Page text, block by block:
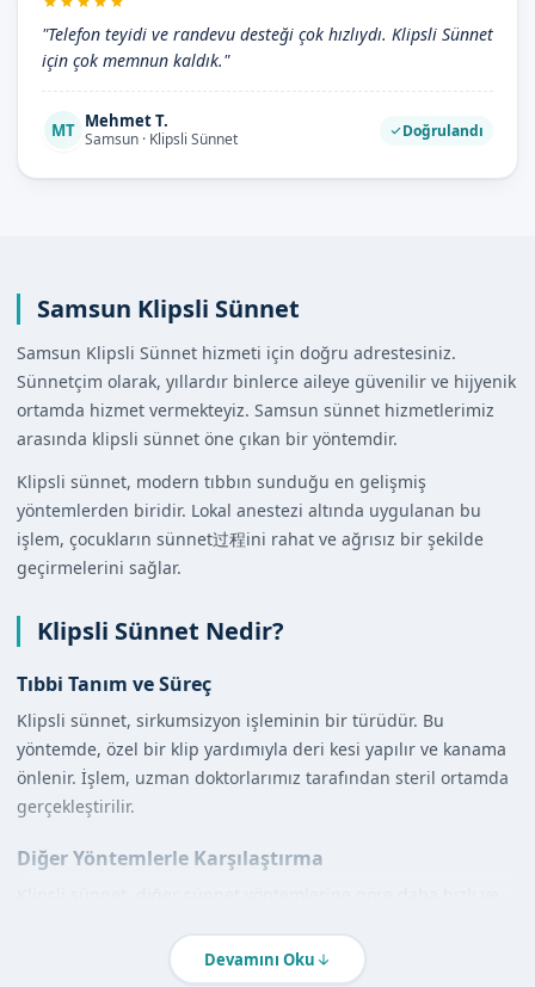
"Telefon teyidi ve randevu desteği çok hızlıydı. Klipsli Sünnet
için çok memnun kaldık."
MT Mehmet T.
Samsun · Klipsli Sünnet Doğrulandı
Samsun Klipsli Sünnet
Samsun Klipsli Sünnet hizmeti için doğru adrestesiniz.
Sünnetçim olarak, yıllardır binlerce aileye güvenilir ve hijyenik
ortamda hizmet vermekteyiz. Samsun sünnet hizmetlerimiz
arasında klipsli sünnet öne çıkan bir yöntemdir.
Klipsli sünnet, modern tıbbın sunduğu en gelişmiş
yöntemlerden biridir. Lokal anestezi altında uygulanan bu
işlem, çocukların sünnet过程ini rahat ve ağrısız bir şekilde
geçirmelerini sağlar.
Klipsli Sünnet Nedir?
Tıbbi Tanım ve Süreç
Klipsli sünnet, sirkumsizyon işleminin bir türüdür. Bu
yöntemde, özel bir klip yardımıyla deri kesi yapılır ve kanama
önlenir. İşlem, uzman doktorlarımız tarafından steril ortamda
gerçekleştirilir.
Diğer Yöntemlerle Karşılaştırma
Devamını Oku